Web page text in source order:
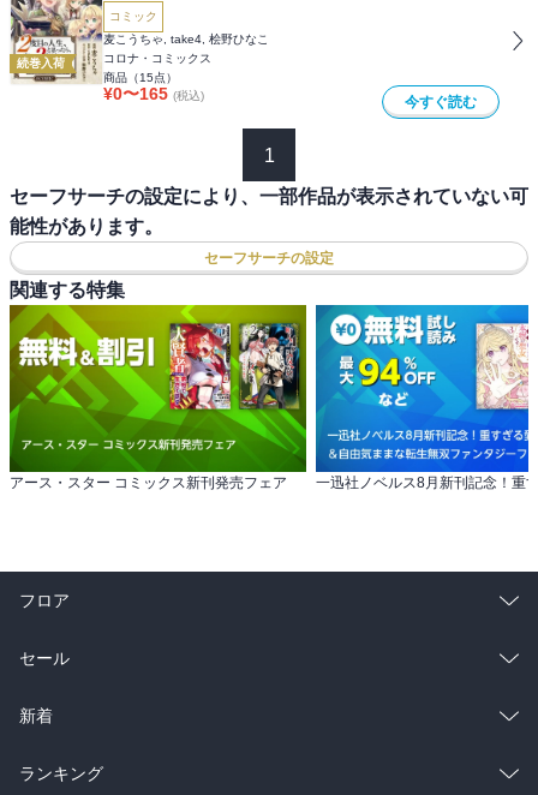
続巻入荷
史の改変に挑みます～@COMIC
コミック
麦こうちゃ, take4, 桧野ひなこ
コロナ・コミックス
商品（15点）
¥0〜165 (税込) 今すぐ読む
1
セーフサーチの設定により、一部作品が表示されていない可
能性があります。
セーフサーチの設定
関連する特集
アース・スター コミックス新刊発売フェア
フロア
総合
ラノベ
雑誌・グラビア
セール
総合
ラノベ
新着
総合
ランキング